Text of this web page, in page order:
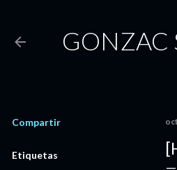
GONZAC
Compartir
Etiquetas